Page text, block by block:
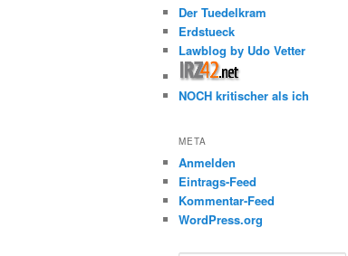
Der Tuedelkram
Erdstueck
Lawblog by Udo Vetter
NOCH kritischer als ich
META
Anmelden
Eintrags-Feed
Kommentar-Feed
WordPress.org